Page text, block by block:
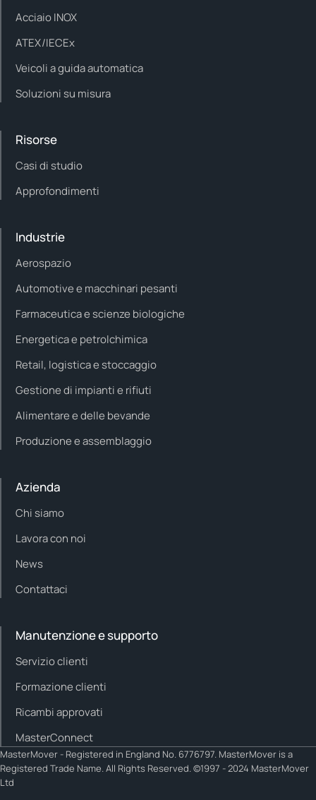
Acciaio INOX
ATEX/IECEx
Veicoli a guida automatica
Soluzioni su misura
Risorse
Casi di studio
Approfondimenti
Industrie
Aerospazio
Automotive e macchinari pesanti
Farmaceutica e scienze biologiche
Energetica e petrolchimica
Retail, logistica e stoccaggio
Gestione di impianti e rifiuti
Alimentare e delle bevande
Produzione e assemblaggio
Azienda
Chi siamo
Lavora con noi
News
Contattaci
Manutenzione e supporto
Servizio clienti
Formazione clienti
Ricambi approvati
MasterConnect
MasterMover - Registered in England No. 6776797. MasterMover is a
Registered Trade Name. All Rights Reserved. ©1997 - 2024 MasterMover
Ltd